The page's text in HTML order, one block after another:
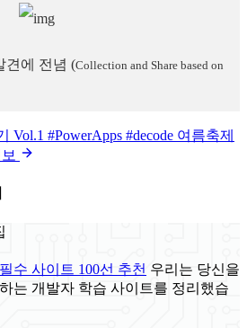
견에 전념 (Collection and Share based on
Vol.1 #PowerApps #decode 여름축제
수 사이트 100선 추천 우리는 당신을
는 개발자 학습 사이트를 정리했습